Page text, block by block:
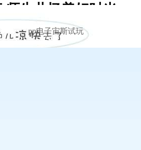
师生共忆美好时光 -pp
pp电子宙斯试玩